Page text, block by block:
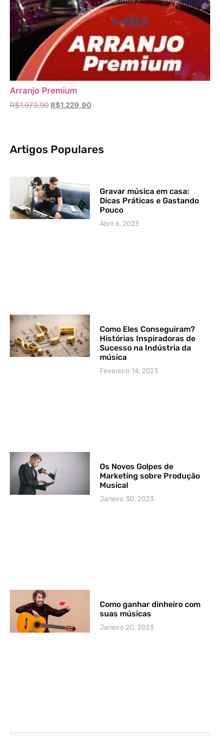
Arranjo Premium
R$1.979,90 R$1.229,90
Artigos Populares
Gravar música em casa:
Dicas Práticas e Gastando
Pouco
Abril 6, 2023
Como Eles Conseguiram?
Histórias Inspiradoras de
Sucesso na Indústria da
música
Fevereiro 14, 2023
Os Novos Golpes de
Marketing sobre Produção
Musical
Janeiro 30, 2023
Como ganhar dinheiro com
suas músicas
Janeiro 20, 2023